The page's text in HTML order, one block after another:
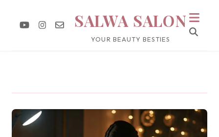
SALWA SALON
YOUR BEAUTY BESTIES